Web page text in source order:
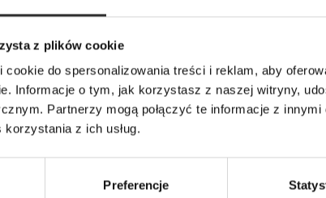
z plików cookie
do spersonalizowania treści i reklam, aby
Informacje o tym, jak korzystasz z naszej witryny,
Partnerzy mogą połączyć te informacje z
z ich usług.
Preferencje
T-shirt Bawełniany
zł
asymetryczna w
beżowe paski Pure
B&Stripes